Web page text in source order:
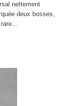
nettement
deux bosses,